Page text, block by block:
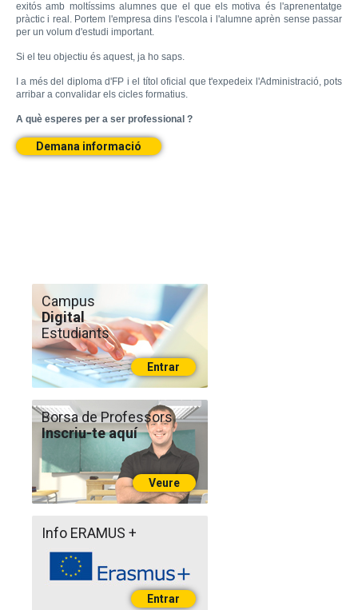
exitós amb moltíssims alumnes que el que els motiva és l'aprenentatge
pràctic i real. Portem l'empresa dins l'escola i l'alumne aprèn sense passar
per un volum d'estudi important.
Si el teu objectiu és aquest, ja ho saps.
I a més del diploma d'FP i el títol oficial que t'expedeix l'Administració, pots
arribar a convalidar els cicles formatius.
A què esperes per a ser professional ?
Demana informació
Campus
Digital
Estudiants
Entrar
Borsa de Professors
Inscriu-te aquí
Veure
Info ERAMUS +
Entrar